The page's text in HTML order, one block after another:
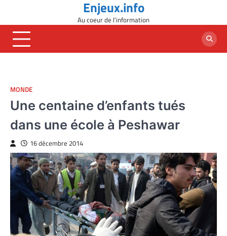
content
Enjeux.info
Au coeur de l'information
MONDE
Une centaine d’enfants tués
dans une école à Peshawar
16 décembre 2014